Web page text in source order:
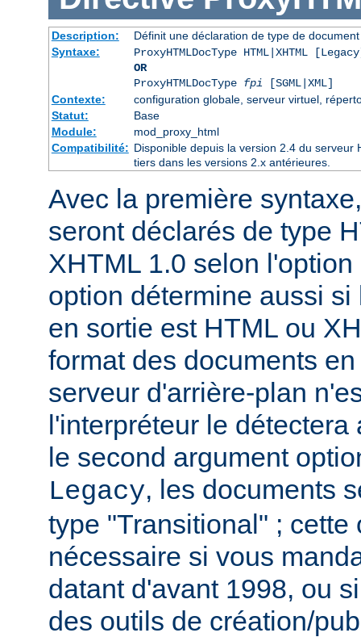
Description:
Définit une déclaration de type de
Syntaxe:
ProxyHTMLDocType HTML|XHTML
OR
ProxyHTMLDocType fpi [SGML|XML]
Contexte:
configuration globale, serveur virtuel,
Statut:
Base
Module:
mod_proxy_html
Compatibilité: Disponible depuis la version 2.4 du serveur
tiers dans les versions 2.x antérieures.
Avec la première
seront déclarés de type
XHTML 1.0 selon
option détermine aussi
en sortie est HTML ou
format des documents
serveur d'arrière-plan
l'interpréteur le
le second argument
Legacy, les documents
type "Transitional" ; cette
nécessaire si vous
datant d'avant 1998, ou
des outils de création/